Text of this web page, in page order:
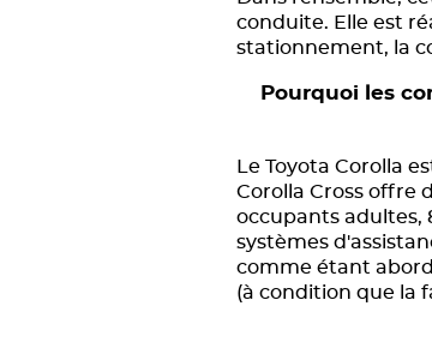
conduite. Elle est
stationnement, la
Pourquoi les
Le Toyota Corolla
Corolla Cross offre
occupants adultes,
systèmes
comme étant
(à condition que la